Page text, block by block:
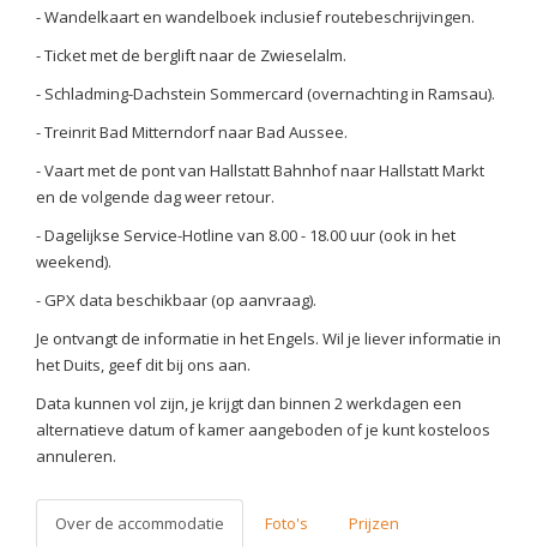
- Wandelkaart en wandelboek inclusief routebeschrijvingen.
- Ticket met de berglift naar de Zwieselalm.
- Schladming-Dachstein Sommercard (overnachting in Ramsau).
- Treinrit Bad Mitterndorf naar Bad Aussee.
- Vaart met de pont van Hallstatt Bahnhof naar Hallstatt Markt
en de volgende dag weer retour.
- Dagelijkse Service-Hotline van 8.00 - 18.00 uur (ook in het
weekend).
- GPX data beschikbaar (op aanvraag).
Je ontvangt de informatie in het Engels. Wil je liever informatie in
het Duits, geef dit bij ons aan.
Data kunnen vol zijn, je krijgt dan binnen 2 werkdagen een
alternatieve datum of kamer aangeboden of je kunt kosteloos
annuleren.
Over de accommodatie Foto's Prijzen